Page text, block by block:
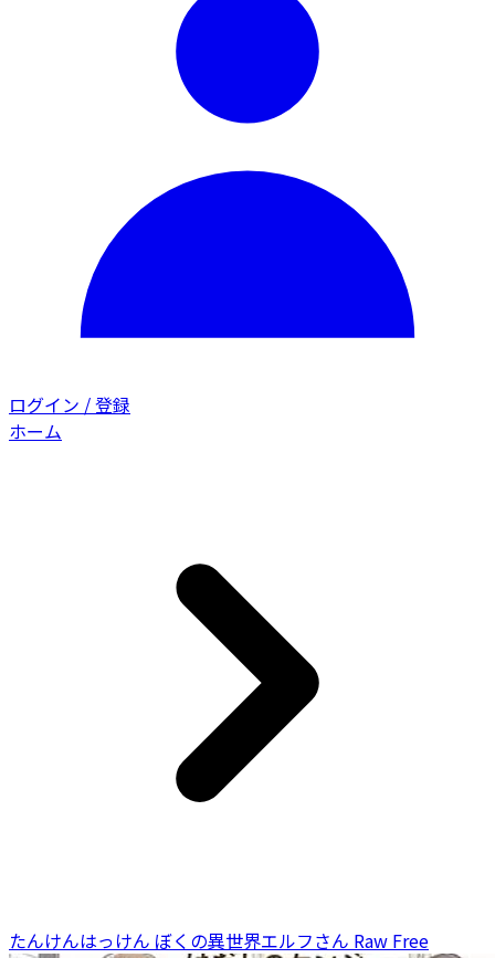
ログイン / 登録
ホーム
たんけんはっけん ぼくの異世界エルフさん Raw Free